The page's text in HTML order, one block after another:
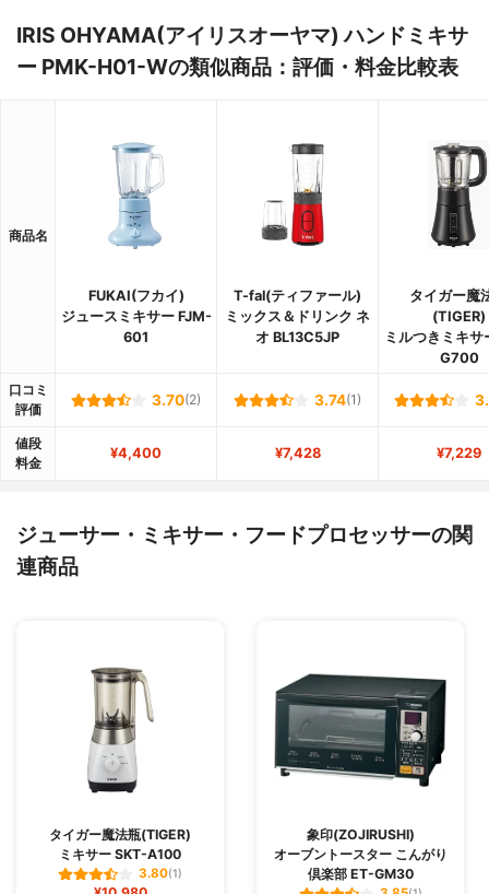
IRIS OHYAMA(アイリスオーヤマ) ハンドミキサ
ー PMK-H01-Wの類似商品：評価・料金比較表
商品名
FUKAI(フカイ)
ジュースミキサー FJM-
601
T-fal(ティファール)
ミックス＆ドリンク ネ
オ BL13C5JP
タイガー魔
(TIGER)
ミルつきミキサ
G700
口コミ
評価
3.70(2) 3.74(1)
値段
料金
¥4,400 ¥7,428 ¥7,229
ジューサー・ミキサー・フードプロセッサーの関
連商品
タイガー魔法瓶(TIGER)
ミキサー SKT-A100
3.80(1)
象印(ZOJIRUSHI)
オーブントースター こんがり
倶楽部 ET-GM30